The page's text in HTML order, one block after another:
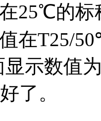
25℃的
在T25/
显示数值
了。